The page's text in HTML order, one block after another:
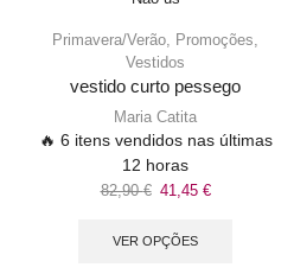
Primavera/Verão, Promoções,
Vestidos
vestido curto pessego
Maria Catita
🔥 6 itens vendidos nas últimas
12 horas
82,90€ 41,45 €
VER OPÇÕES